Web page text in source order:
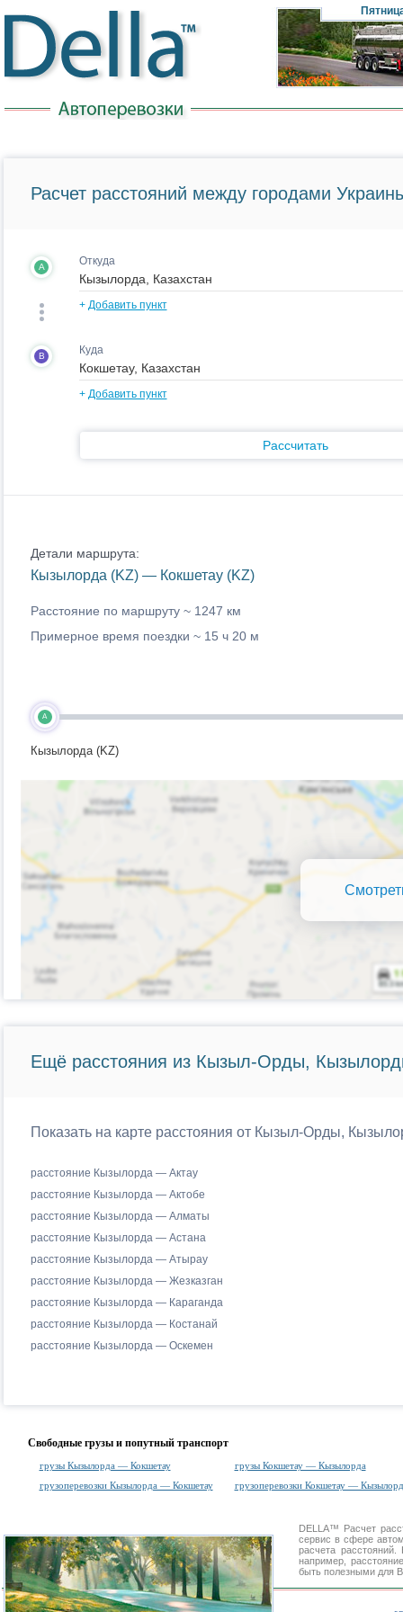
Расчет расстояний между городами
A Откуда
+ Добавить пункт
B Куда
+ Добавить пункт
Рассчитать
Детали маршрута:
Кызылорда (KZ) — Кокшетау (KZ)
Расстояние по маршруту ~ 1247 км
Примерное время поездки ~ 15 ч 20 м
A
Кызылорда (KZ)
Ещё расстояния из Кызыл-Орды,
Показать на карте расстояния от Кызыл-Орды,
расстояние Кызылорда — Актау
расстояние Кызылорда — Актобе
расстояние Кызылорда — Алматы
расстояние Кызылорда — Астана
расстояние Кызылорда — Атырау
расстояние Кызылорда — Жезказган
расстояние Кызылорда — Караганда
расстояние Кызылорда — Костанай
расстояние Кызылорда — Оскемен
Свободные грузы и попутный транспорт
грузы Кызылорда — Кокшетау
грузы Кокшетау — Кызылорда
грузоперевозки Кызылорда — Кокшетау
грузоперевозки Кокшетау —
DELLA™ Расчет
сервис в сфере
расчета
например,
быть полезными для